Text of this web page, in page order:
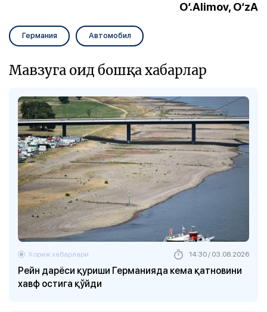
O‘.Alimov, O‘zA
Германия Автомобил
Мавзуга оид бошқа хабарлар
Рейн дарёси қуриши Германияда кема қатновини
хавф остига қўйди
Хориж хабарлари 14:30 / 03.08.2026